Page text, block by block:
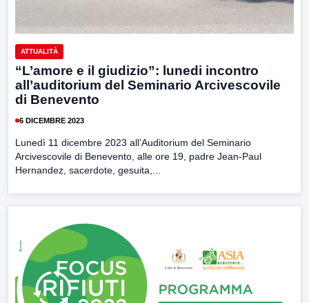
ATTUALITÀ
“L’amore e il giudizio”: lunedi incontro
all’auditorium del Seminario Arcivescovile
di Benevento
6 DICEMBRE 2023
Lunedì 11 dicembre 2023 all’Auditorium del Seminario
Arcivescovile di Benevento, alle ore 19, padre Jean-Paul
Hernandez, sacerdote, gesuita,...